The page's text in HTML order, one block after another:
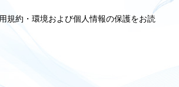
規約・環境および個人情報の保護をお読